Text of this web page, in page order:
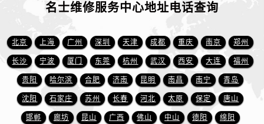
安徽省芜湖市镜湖区中山路步行街名士售后服务中心（需提前预约）
安徽省宣城市宣州区叠嶂西路名士售后服务中心（需提前预约）
福建省龙岩市新罗区九一南路名士售后服务中心（需提前预约）
福建省南平市建阳区人民西路名士售后服务中心（需提前预约）
福建省宁德市蕉城区天湖东路名士售后服务中心（需提前预约）
名士维修服务中心地址电话查询
北京 上海 广州 深圳 天津 成都 重庆 南京 郑州
长沙 宁波 厦门 东莞 杭州 武汉 西安 大连 福州
贵阳 哈尔滨 合肥 济南 昆明 南昌 南宁 青岛
沈阳 石家庄 苏州 长春 河北 太原 保定 唐山
邯郸 廊坊 昆山 广西 佛山 中山 德阳 绵阳